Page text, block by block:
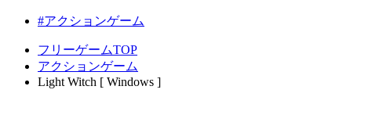
#アクションゲーム
フリーゲームTOP
アクションゲーム
Light Witch [ Windows ]